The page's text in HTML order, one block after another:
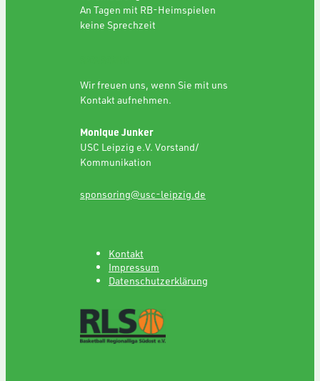
An Tagen mit RB-Heimspielen
keine Sprechzeit
Wir freuen uns, wenn Sie mit uns
Kontakt aufnehmen.
Monique Junker
USC Leipzig e.V. Vorstand/
Kommunikation
sponsoring@usc-leipzig.de
Kontakt
Impressum
Datenschutzerklärung